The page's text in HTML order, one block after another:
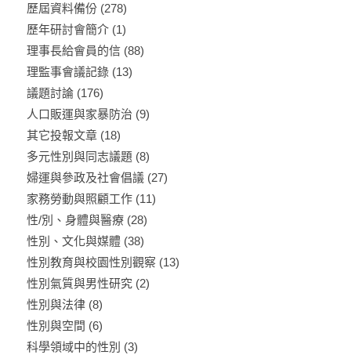
歷屆資料備份(278)
歷年研討會簡介(1)
理事長給會員的信(88)
理監事會議記錄(13)
議題討論(176)
人口販運與家暴防治 (9)
其它投報文章(18)
多元性別與同志議題(8)
婦運與參政及社會倡議(27)
家務勞動與照顧工作(11)
性/別、身體與醫療(28)
性別、文化與媒體(38)
性別教育與校園性別觀察 (13)
性別氣質與男性研究(2)
性別與法律(8)
性別與空間 (6)
科學領域中的性別 (3)